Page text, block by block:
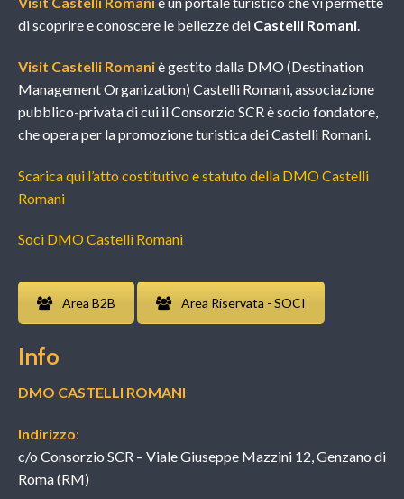
di scoprire e conoscere le bellezze dei Castelli Romani.
Visit Castelli Romaniè gestito dalla DMO (Destination
Management Organization) Castelli Romani, associazione
pubblico-privata di cui il Consorzio SCR è socio fondatore,
che opera per la promozione turistica dei Castelli Romani.
Scarica qui l’atto costitutivo e statuto della DMO Castelli
Romani
Soci DMO Castelli Romani
Area B2B Area Riservata - SOCI
Info
DMO CASTELLI ROMANI
Indirizzo:
c/o Consorzio SCR – Viale Giuseppe Mazzini 12, Genzano di
Roma (RM)